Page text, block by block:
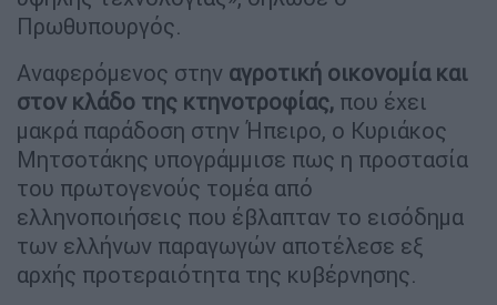
Πρωθυπουργός.
Αναφερόμενος στην αγροτική οικονομία και
στον κλάδο της κτηνοτροφίας, που έχει
μακρά παράδοση στην Ήπειρο, ο Κυριάκος
Μητσοτάκης υπογράμμισε πως η προστασία
του πρωτογενούς τομέα από
ελληνοποιήσεις που έβλαπταν το εισόδημα
των ελλήνων παραγωγών αποτέλεσε εξ
αρχής προτεραιότητα της κυβέρνησης.